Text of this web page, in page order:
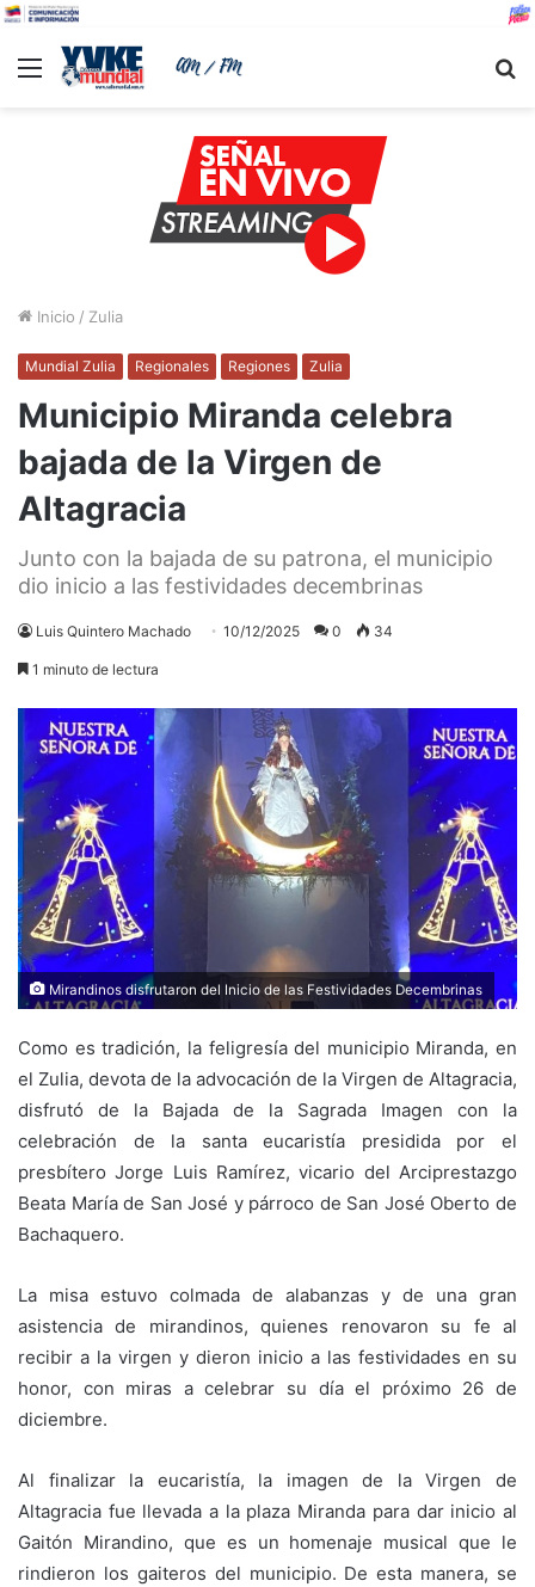
Menu
Inicio / Zulia
Mundial Zulia Regionales Regiones Zulia
Municipio Miranda celebra
bajada de la Virgen de
Altagracia
Junto con la bajada de su patrona, el municipio
dio inicio a las festividades decembrinas
Luis Quintero Machado 10/12/2025 0 34
1 minuto de lectura
Mirandinos disfrutaron del Inicio de las Festividades Decembrinas
Como es tradición, la feligresía del municipio Miranda, en
el Zulia, devota de la advocación de la Virgen de Altagracia,
disfrutó de la Bajada de la Sagrada Imagen con la
celebración de la santa eucaristía presidida por el
presbítero Jorge Luis Ramírez, vicario del Arciprestazgo
Beata María de San José y párroco de San José Oberto de
Bachaquero.
La misa estuvo colmada de alabanzas y de una gran
asistencia de mirandinos, quienes renovaron su fe al
recibir a la virgen y dieron inicio a las festividades en su
honor, con miras a celebrar su día el próximo 26 de
diciembre.
Al finalizar la eucaristía, la imagen de la Virgen de
Altagracia fue llevada a la plaza Miranda para dar inicio al
Gaitón Mirandino, que es un homenaje musical que le
rindieron los gaiteros del municipio. De esta manera, se